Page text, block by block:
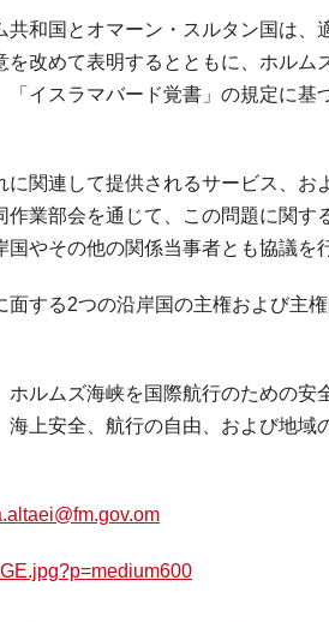
和国とオマーン・スルタン国は、
改めて表明するとともに、ホルム
イスラマバード覚書」の規定に基
関連して提供されるサービス、お
業部会を通じて、この問題に関す
やその他の関係当事者とも協議を
する2つの沿岸国の主権および主
ルムズ海峡を国際航行のための安
上安全、航行の自由、および地域